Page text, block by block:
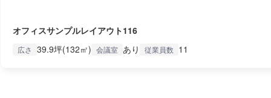
オフィスサンプルレイアウト116
広さ 39.9坪(132㎡) 会議室 あり 従業員数 11